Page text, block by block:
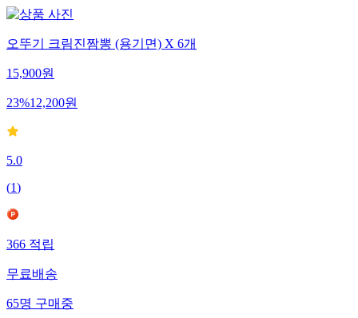
오뚜기 크림진짬뽕 (용기면) X 6개
15,900원
23%12,200원
5.0
(1)
366적립
무료배송
65명구매중